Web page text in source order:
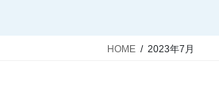
HOME 2023年7月